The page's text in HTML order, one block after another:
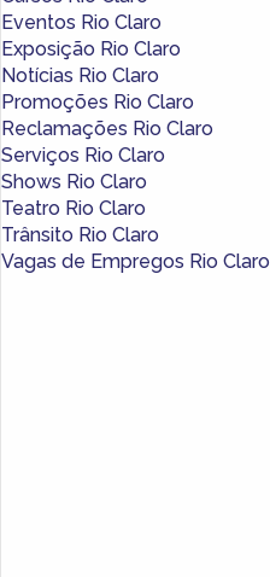
Eventos Rio Claro
Exposição Rio Claro
Notícias Rio Claro
Promoções Rio Claro
Reclamações Rio Claro
Serviços Rio Claro
Shows Rio Claro
Teatro Rio Claro
Trânsito Rio Claro
Vagas de Empregos Rio Claro